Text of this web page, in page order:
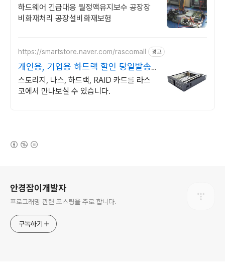
동화 장비판매수리보수
하드웨어 긴급대응 월정액유지보수 공장장
비화재처리 공장설비화재보험
https://smartstore.naver.com/rascomall 광고
개인용, 기업용 하드랙 할인 당일발송,
재고보유!!
스토리지, 나스, 하드랙, RAID 카드를 라스
코에서 만나보실 수 있습니다.
안경잡이개발자
프로그래밍 관련 포스팅을 주로 합니다.
구독하기